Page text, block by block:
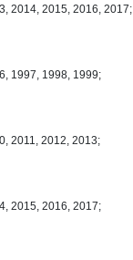
2014, 2015, 2016, 2017;
1997, 1998, 1999;
2011, 2012, 2013;
2015, 2016, 2017;